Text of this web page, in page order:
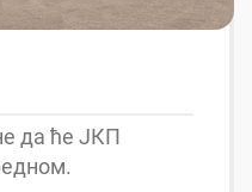
да ће ЈКП